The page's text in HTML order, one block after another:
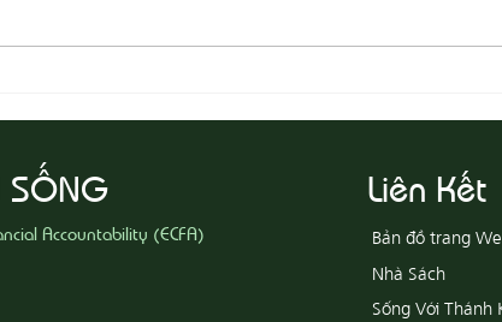
SỐNG
Accountability (ECFA)
Liên Kết
Bản đồ trang
Nhà Sách
Sống Với Thánh